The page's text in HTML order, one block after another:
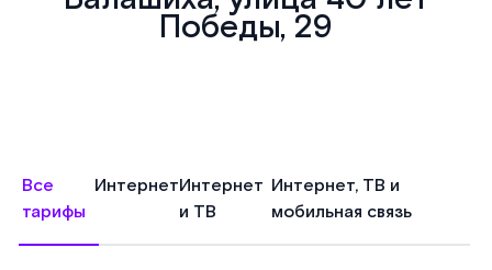
Победы, 29
Все
тарифы
ИнтернетИнтернет
и ТВ
Интернет, ТВ и
мобильная связь